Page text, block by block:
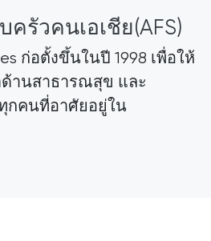
รัวคนเอเชีย(AFS)
ก่อตั้งขึ้นในปี 1998 เพื่อให้
านสาธารณสุข และ
กคนที่อาศัยอยู่ใน